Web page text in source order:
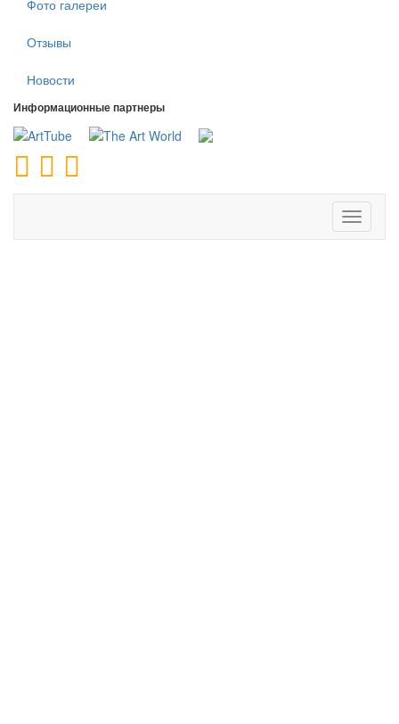
Фото галереи
Отзывы
Новости
Информационные партнеры
Toggle